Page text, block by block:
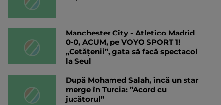
Manchester City - Atletico Madrid
0-0, ACUM, pe VOYO SPORT 1!
„Cetățenii”, gata să facă spectacol
la Seul
După Mohamed Salah, încă un star
merge în Turcia: ”Acord cu
jucătorul”